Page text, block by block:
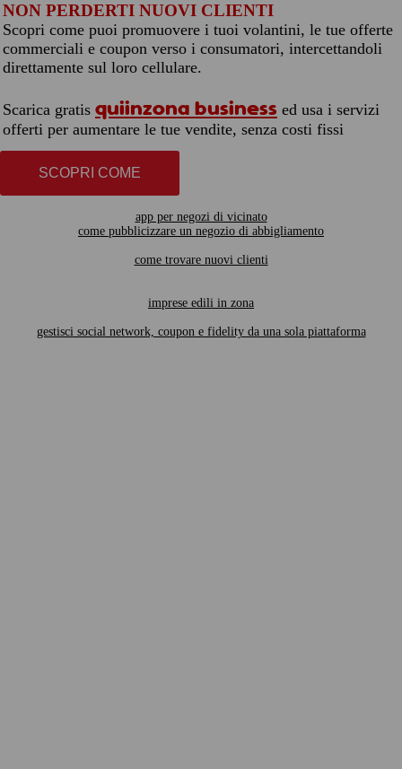
NON PERDERTI NUOVI CLIENTI
Scopri come puoi promuovere i tuoi volantini, le tue offerte
commerciali e coupon verso i consumatori, intercettandoli
direttamente sul loro cellulare.
Scarica gratis quiinzona business ed usa i servizi
offerti per aumentare le tue vendite, senza costi fissi
SCOPRI COME
app per negozi di vicinato
come pubblicizzare un negozio di abbigliamento
come trovare nuovi clienti
imprese edili in zona
gestisci social network, coupon e fidelity da una sola piattaforma